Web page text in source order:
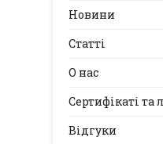
Новини
Статті
О нас
Сертифікаті та
Відгуки